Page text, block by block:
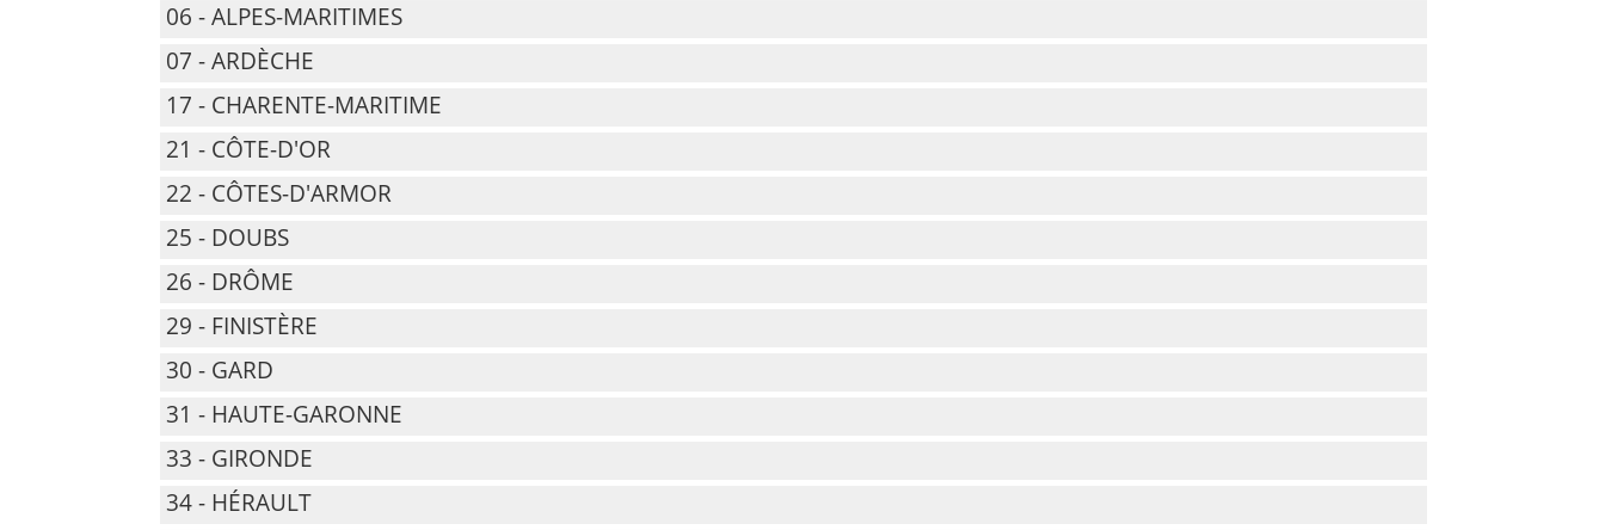
06 - ALPES-MARITIMES
07 - ARDÈCHE
17 - CHARENTE-MARITIME
21 - CÔTE-D'OR
22 - CÔTES-D'ARMOR
25 - DOUBS
26 - DRÔME
29 - FINISTÈRE
30 - GARD
31 - HAUTE-GARONNE
33 - GIRONDE
34 - HÉRAULT